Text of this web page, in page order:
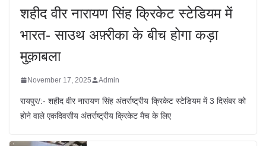
शहीद वीर नारायण सिंह क्रिकेट स्टेडियम में
भारत- साउथ अफ़्रीका के बीच होगा कड़ा
मुक़ाबला
November 17, 2025 Admin
रायपुर/:- शहीद वीर नारायण सिंह अंतर्राष्ट्रीय क्रिकेट स्टेडियम में 3 दिसंबर को
होने वाले एकदिवसीय अंतर्राष्ट्रीय क्रिकेट मैच के लिए